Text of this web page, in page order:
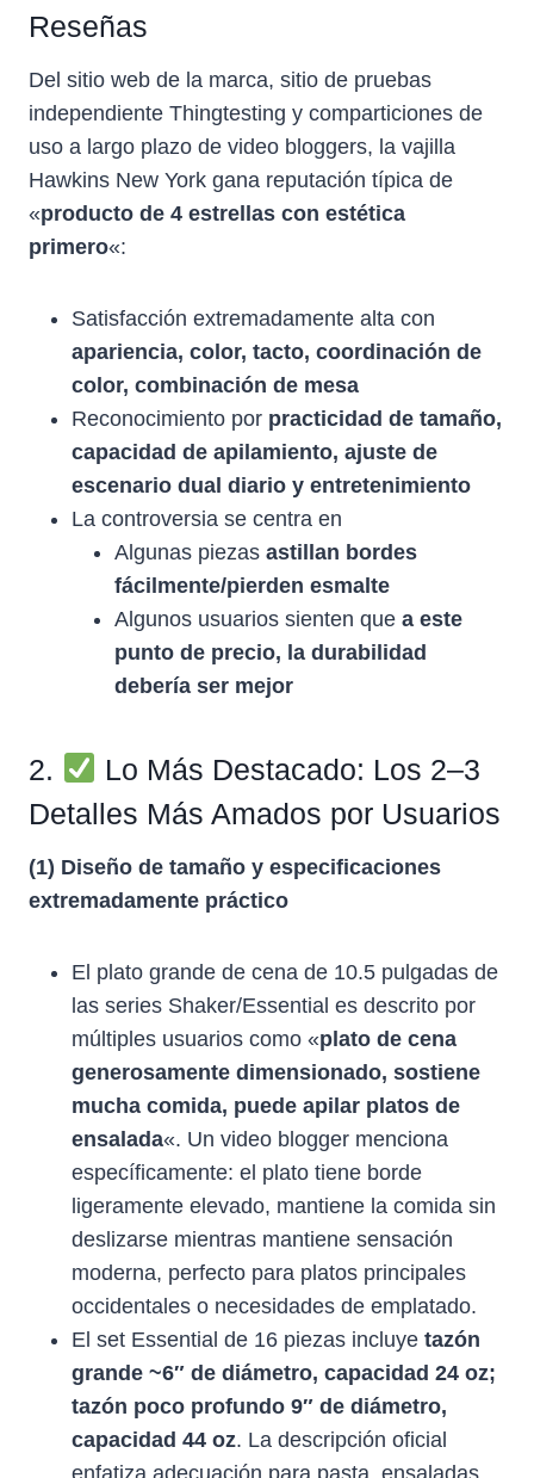
Reseñas
Del sitio web de la marca, sitio de pruebas
independiente Thingtesting y comparticiones de
uso a largo plazo de video bloggers, la vajilla
Hawkins New York gana reputación típica de
«producto de 4 estrellas con estética
primero«:
Satisfacción extremadamente alta con
apariencia, color, tacto, coordinación de
color, combinación de mesa
Reconocimiento por practicidad de tamaño,
capacidad de apilamiento, ajuste de
escenario dual diario y entretenimiento
La controversia se centra en
Algunas piezas astillan bordes
fácilmente/pierden esmalte
Algunos usuarios sienten que a este
punto de precio, la durabilidad
debería ser mejor
2.
Lo Más Destacado: Los 2–3
Detalles Más Amados por Usuarios
(1) Diseño de tamaño y especificaciones
extremadamente práctico
El plato grande de cena de 10.5 pulgadas de
las series Shaker/Essential es descrito por
múltiples usuarios como «plato de cena
generosamente dimensionado, sostiene
mucha comida, puede apilar platos de
ensalada«. Un video blogger menciona
específicamente: el plato tiene borde
ligeramente elevado, mantiene la comida sin
deslizarse mientras mantiene sensación
moderna, perfecto para platos principales
occidentales o necesidades de emplatado.
El set Essential de 16 piezas incluye tazón
grande ~6″ de diámetro, capacidad 24 oz;
tazón poco profundo 9″ de diámetro,
capacidad 44 oz. La descripción oficial